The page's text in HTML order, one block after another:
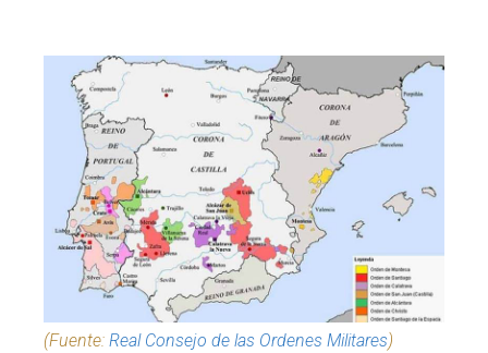
(Fuente: Real Consejo de las Ordenes Militares)